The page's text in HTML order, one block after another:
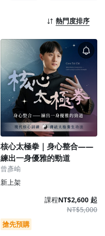
熱門度排序
核心太極拳｜身心整合——
練出一身優雅的勁道
曾彥崳
新上架
課程
NT$5,000
NT$2,600 起
搶先預購